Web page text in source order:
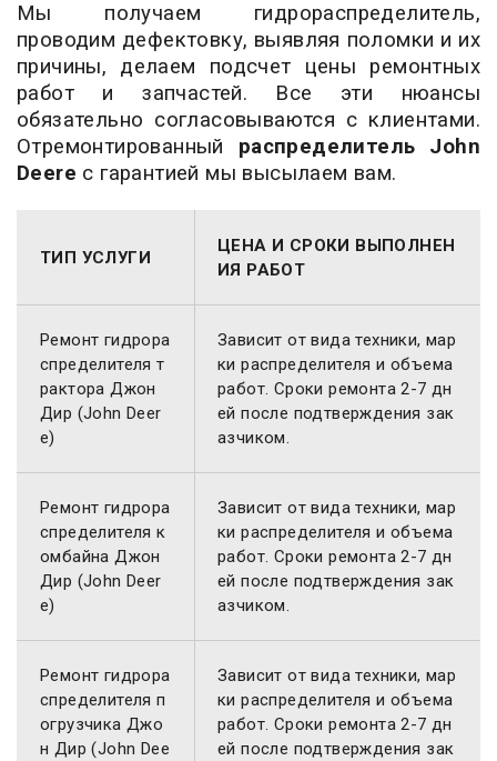
Мы получаем гидрораспределитель,
проводим дефектовку, выявляя поломки и их
причины, делаем подсчет цены ремонтных
работ и запчастей. Все эти нюансы
обязательно согласовываются с клиентами.
Отремонтированный распределитель John
Deere с гарантией мы высылаем вам.
ТИП УСЛУГИ
ЦЕНА И СРОКИ ВЫПОЛНЕН
ИЯ РАБОТ
Ремонт гидрора
спределителя т
рактора Джон
Дир (John Deer
e)
Зависит от вида техники, мар
ки распределителя и объема
работ. Сроки ремонта 2-7 дн
ей после подтверждения зак
азчиком.
Ремонт гидрора
спределителя к
омбайна Джон
Дир (John Deer
e)
Зависит от вида техники, мар
ки распределителя и объема
работ. Сроки ремонта 2-7 дн
ей после подтверждения зак
азчиком.
Ремонт гидрора
спределителя п
огрузчика Джо
н Дир (John Dee
Зависит от вида техники, мар
ки распределителя и объема
работ. Сроки ремонта 2-7 дн
ей после подтверждения зак